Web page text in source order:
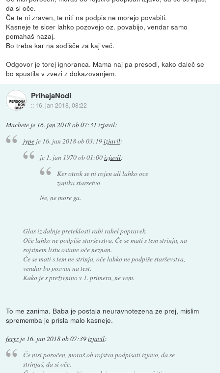
da si oče.
Če te ni zraven, te niti na podpis ne morejo povabiti.
Kasneje te sicer lahko pozovejo oz. povabijo, vendar samo
pomahaš nazaj.
Bo treba kar na sodišče za kaj več.
Odgovor je torej ignoranca. Mama naj pa presodi, kako daleč se
bo spustila v zvezi z dokazovanjem.
PrihajaNodi
:: 16. jan 2018, 08:22
Machete je 16. jan 2018 ob 07:31 izjavil:
jypeje 16. jan 2018 ob 03:19izjavil:
je 1. jan 1970 ob 01:00izjavil:
Ker otrok se ni rojen ali lahko oce
zanika starsetvo
Ne, ne more ga.
Glas iz dalnje preteklosti rabi rahel popravek.
Oče lahko ne podpiše starševstva. Če se mati s tem strinja, na
rojstnem listu ostane oče neznan.
Če se mati s tem ne strinja, oče lahko ne podpiše starševstva,
vendar bo pozvan na test.
Kako je s preživnino v 1. primeru, ne vem.
To me zanima. Baba je postala neuravnotezena ze prej, mislim
sprememba je prisla malo kasneje.
feryz je 16. jan 2018 ob 07:39izjavil:
Če nisi poročen, moraš ob rojstvu podpisati izjavo, da se
strinjaš, da si oče.